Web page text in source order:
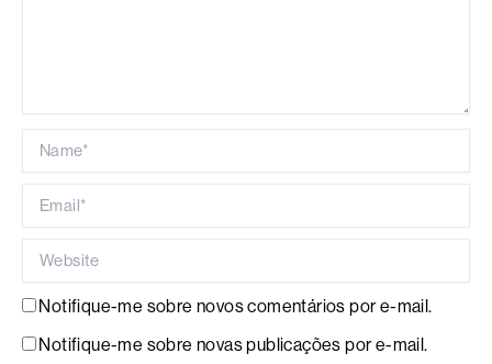
Notifique-me sobre novos comentários por e-mail.
Notifique-me sobre novas publicações por e-mail.